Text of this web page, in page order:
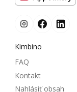
Kimbino
FAQ
Kontakt
Nahlásiť obsah